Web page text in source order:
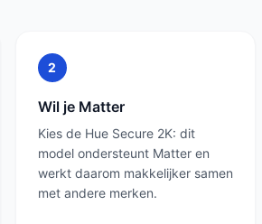
2
Wil je Matter
Kies de Hue Secure 2K: dit
model ondersteunt Matter en
werkt daarom makkelijker samen
met andere merken.